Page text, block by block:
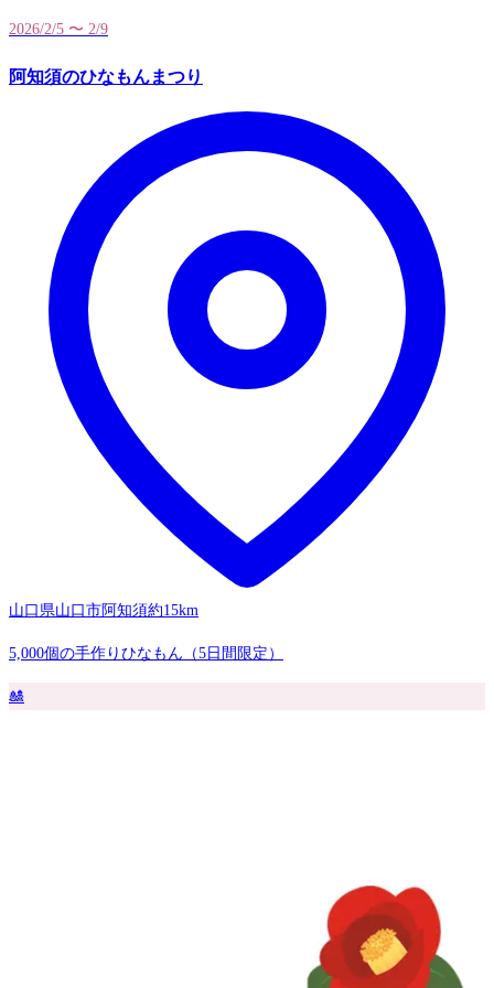
2026/2/5 〜 2/9
阿知須のひなもんまつり
山口県山口市阿知須約15km
5,000個の手作りひなもん（5日間限定）
🎎